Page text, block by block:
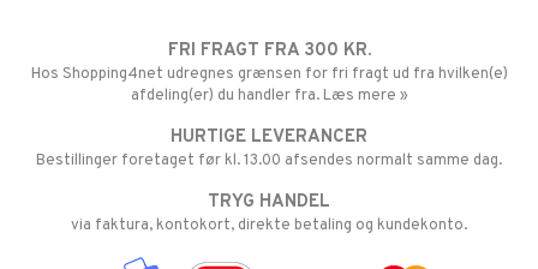
FRI FRAGT FRA 300 KR.
Hos Shopping4net udregnes grænsen for fri fragt ud fra hvilken(e)
afdeling(er) du handler fra. Læs mere »
HURTIGE LEVERANCER
Bestillinger foretaget før kl. 13.00 afsendes normalt samme dag.
TRYG HANDEL
via faktura, kontokort, direkte betaling og kundekonto.